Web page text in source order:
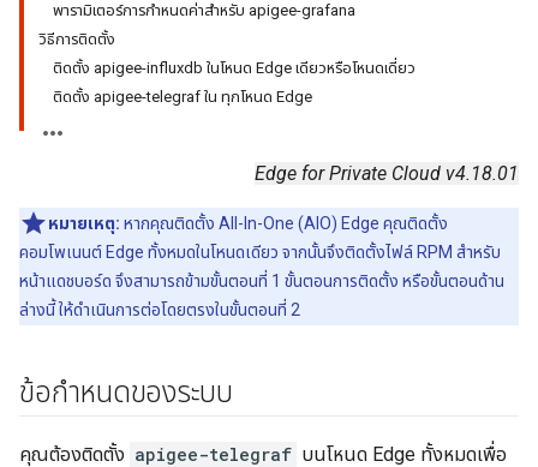
พารามิเตอร์การกําหนดค่าสำหรับ apigee-grafana
วิธีการติดตั้ง
ติดตั้ง apigee-influxdb ในโหนด Edge เดียวหรือโหนดเดี่ยว
ติดตั้ง apigee-telegraf ใน ทุกโหนด Edge
Edge for Private Cloud v4.18.01
หมายเหตุ: หากคุณติดตั้ง All-In-One (AIO) Edge คุณติดตั้ง
คอมโพเนนต์ Edge ทั้งหมดในโหนดเดียว จากนั้นจึงติดตั้งไฟล์ RPM สำหรับ
หน้าแดชบอร์ด จึงสามารถข้ามขั้นตอนที่ 1 ขั้นตอนการติดตั้ง หรือขั้นตอนด้าน
ล่างนี้ ให้ดำเนินการต่อโดยตรงในขั้นตอนที่ 2
ข้อกำหนดของระบบ
คุณต้องติดตั้ง apigee-telegraf บนโหนด Edge ทั้งหมดเพื่อ